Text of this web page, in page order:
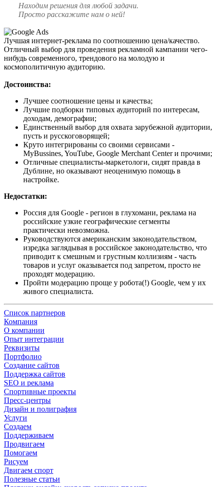
Находим решения для любой задачи.
Просто расскажите нам о ней!
Лучшая интернет-реклама по соотношению цена/качество.
Отличный выбор для проведения рекламной кампании чего-
нибудь современного, трендового на молодую и
космополитичную аудиторию.
Достоинства:
Лучшее соотношение цены и качества;
Лучшие подборки типовых аудиторий по интересам,
доходам, демографии;
Единственный выбор для охвата зарубежной аудитории,
пусть и русскоговорящей;
Круто интегрированы со своими сервисами -
MyBussines, YouTube, Google Merchant Center и прочими;
Отличные специалисты-маркетологи, сидят правда в
Дублине, но оказывают неоценимую помощь в
настройке.
Недостатки:
Россия для Google - регион в глухомани, реклама на
российские узкие географические сегменты
практически невозможна.
Руководствуются американским законодательством,
изредка заглядывая в российское законодательство, что
приводит к смешным и грустным коллизиям - часть
товаров и услуг оказывается под запретом, просто не
проходят модерацию.
Пройти модерацию проще у робота(!) Google, чем у их
живого специалиста.
Список партнеров
Компания
О компании
Опыт интеграции
Реквизиты
Портфолио
Создание сайтов
Поддержка сайтов
SEO и реклама
Спортивные проекты
Пресс-центры
Дизайн и полиграфия
Услуги
Создаем
Поддерживаем
Продвигаем
Помогаем
Рисуем
Двигаем спорт
Полезные статьи